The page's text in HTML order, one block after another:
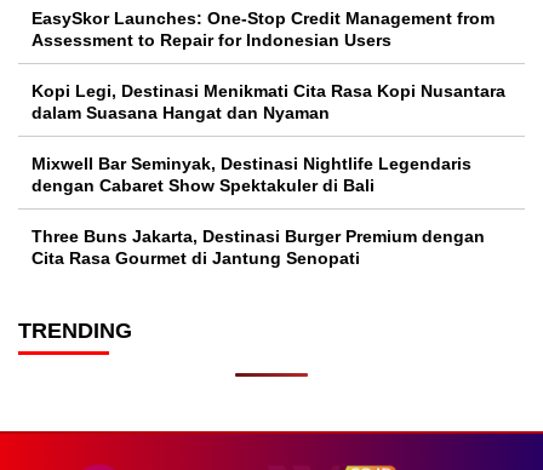
EasySkor Launches: One-Stop Credit Management from
Assessment to Repair for Indonesian Users
Kopi Legi, Destinasi Menikmati Cita Rasa Kopi Nusantara
dalam Suasana Hangat dan Nyaman
Mixwell Bar Seminyak, Destinasi Nightlife Legendaris
dengan Cabaret Show Spektakuler di Bali
Three Buns Jakarta, Destinasi Burger Premium dengan
Cita Rasa Gourmet di Jantung Senopati
TRENDING